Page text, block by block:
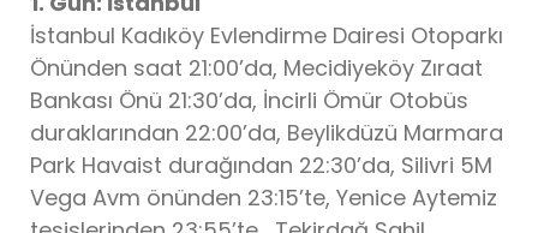
İstanbul Kadıköy Evlendirme Dairesi Otoparkı
Önünden saat 21:00’da, Mecidiyeköy Zıraat
Bankası Önü 21:30’da, İncirli Ömür Otobüs
duraklarından 22:00’da, Beylikdüzü Marmara
Park Havaist durağından 22:30’da, Silivri 5M
Vega Avm önünden 23:15’te, Yenice Aytemiz